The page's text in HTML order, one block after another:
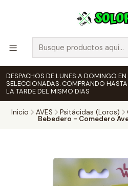
DESPACHOS DE LUNES A DOMINGO
SELECCIONADAS. COMPRANDO
LA TARDE DEL MISMO DIAS
Inicio AVES Psitácidas (Loros)
Bebedero - Comedero